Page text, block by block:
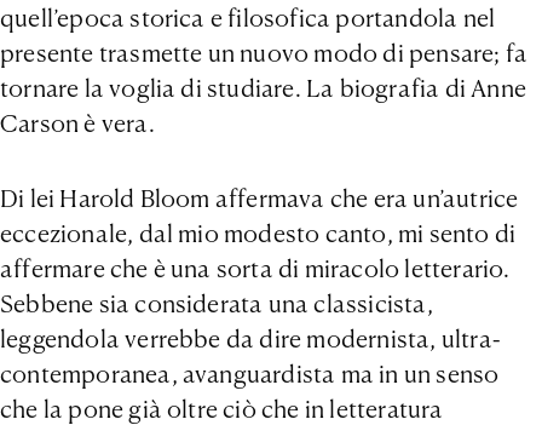
quell’epoca storica e filosofica portandola nel
presente trasmette un nuovo modo di pensare; fa
tornare la voglia di studiare. La biografia di Anne
Carson è vera.
Di lei Harold Bloom affermava che era un’autrice
eccezionale, dal mio modesto canto, mi sento di
affermare che è una sorta di miracolo letterario.
Sebbene sia considerata una classicista,
leggendola verrebbe da dire modernista, ultra-
contemporanea, avanguardista ma in un senso
che la pone già oltre ciò che in letteratura